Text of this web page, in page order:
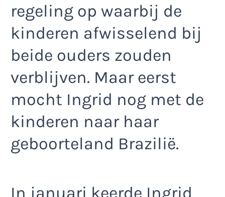
regeling op waarbij de
kinderen afwisselend bij
beide ouders zouden
verblijven. Maar eerst
mocht Ingrid nog met de
kinderen naar haar
geboorteland Brazilië.